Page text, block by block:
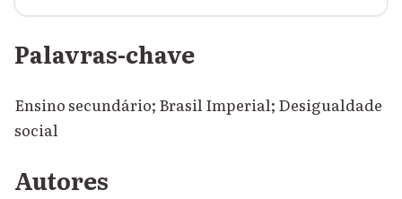
Palavras-chave
Ensino secundário; Brasil Imperial; Desigualdade
social
Autores